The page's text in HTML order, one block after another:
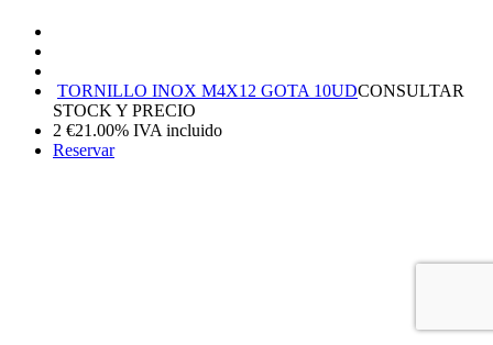
TORNILLO INOX M4X12 GOTA 10UDCONSULTAR
STOCK Y PRECIO
2 €21.00% IVA incluido
Reservar